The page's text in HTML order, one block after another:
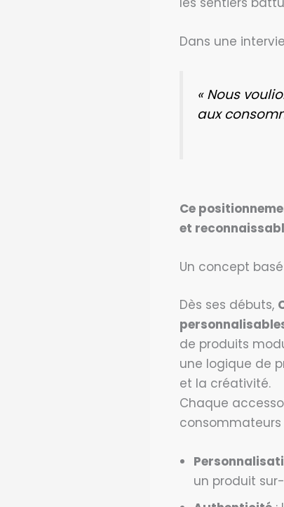
Dans une
« Nous
aux
Ce
et
Un concept
Dès ses débuts,
de produits
une logique de
et la créativité.
Chaque
consommateurs
un produit